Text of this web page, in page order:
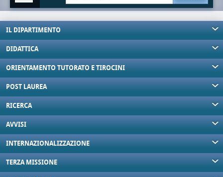
IL DIPARTIMENTO
DIDATTICA
ORIENTAMENTO TUTORATO E TIROCINI
POST LAUREA
RICERCA
AVVISI
INTERNAZIONALIZZAZIONE
TERZA MISSIONE